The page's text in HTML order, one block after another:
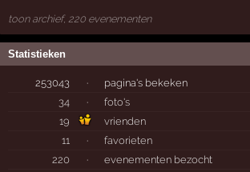
toon archief, 220 evenementen
Statistieken
253043 ·
pagina's bekeken
34
·
foto's
19
vrienden
11
·
favorieten
220
·
evenementen bezocht